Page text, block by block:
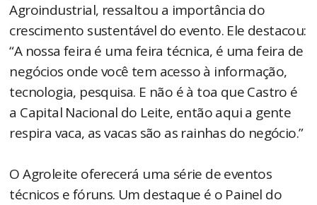
Agroindustrial, ressaltou a importância do
crescimento sustentável do evento. Ele destacou:
“A nossa feira é uma feira técnica, é uma feira de
negócios onde você tem acesso à informação,
tecnologia, pesquisa. E não é à toa que Castro é
a Capital Nacional do Leite, então aqui a gente
respira vaca, as vacas são as rainhas do negócio.”
O Agroleite oferecerá uma série de eventos
técnicos e fóruns. Um destaque é o Painel do